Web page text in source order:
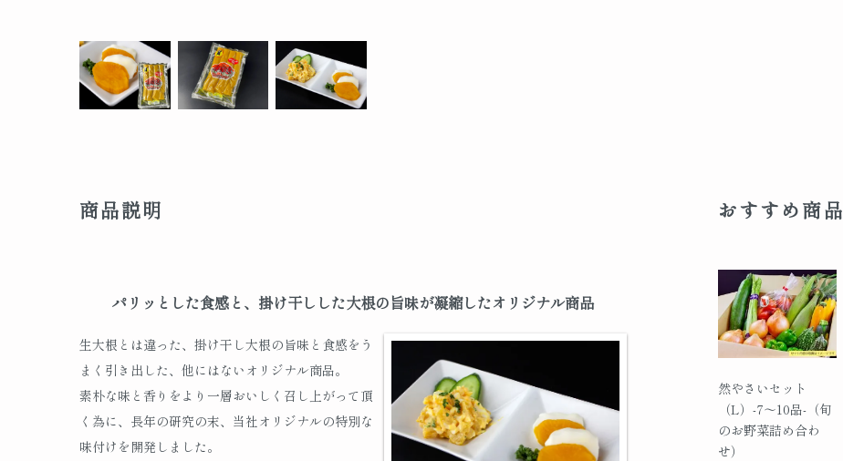
商品説明
パリッとした食感と、掛け干しした大根の旨味が凝縮したオリジナル商品
生大根とは違った、掛け干し大根の旨味と食感をう
まく引き出した、他にはないオリジナル商品。
素朴な味と香りをより一層おいしく召し上がって頂
く為に、長年の研究の末、当社オリジナルの特別な
味付けを開発しました。
おすすめ商品
然やさいセット
（L）-7～10品-（旬
のお野菜詰め合わ
せ）